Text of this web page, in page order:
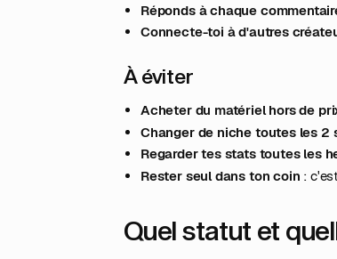
Réponds à chaque
Connecte-toi à d'autres
À éviter
Acheter du matériel hors de
Changer de niche toutes les 2
Regarder tes stats toutes les
Rester seul dans ton coin :
Quel statut et